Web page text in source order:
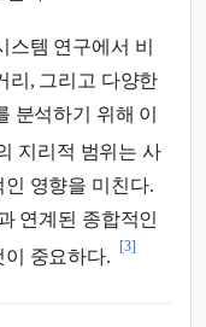
스템 연구에서 비
리, 그리고 다양한
분석하기 위해 이
지리적 범위는 사
영향을 미친다.
연계된 종합적인
중요하다.
[3]